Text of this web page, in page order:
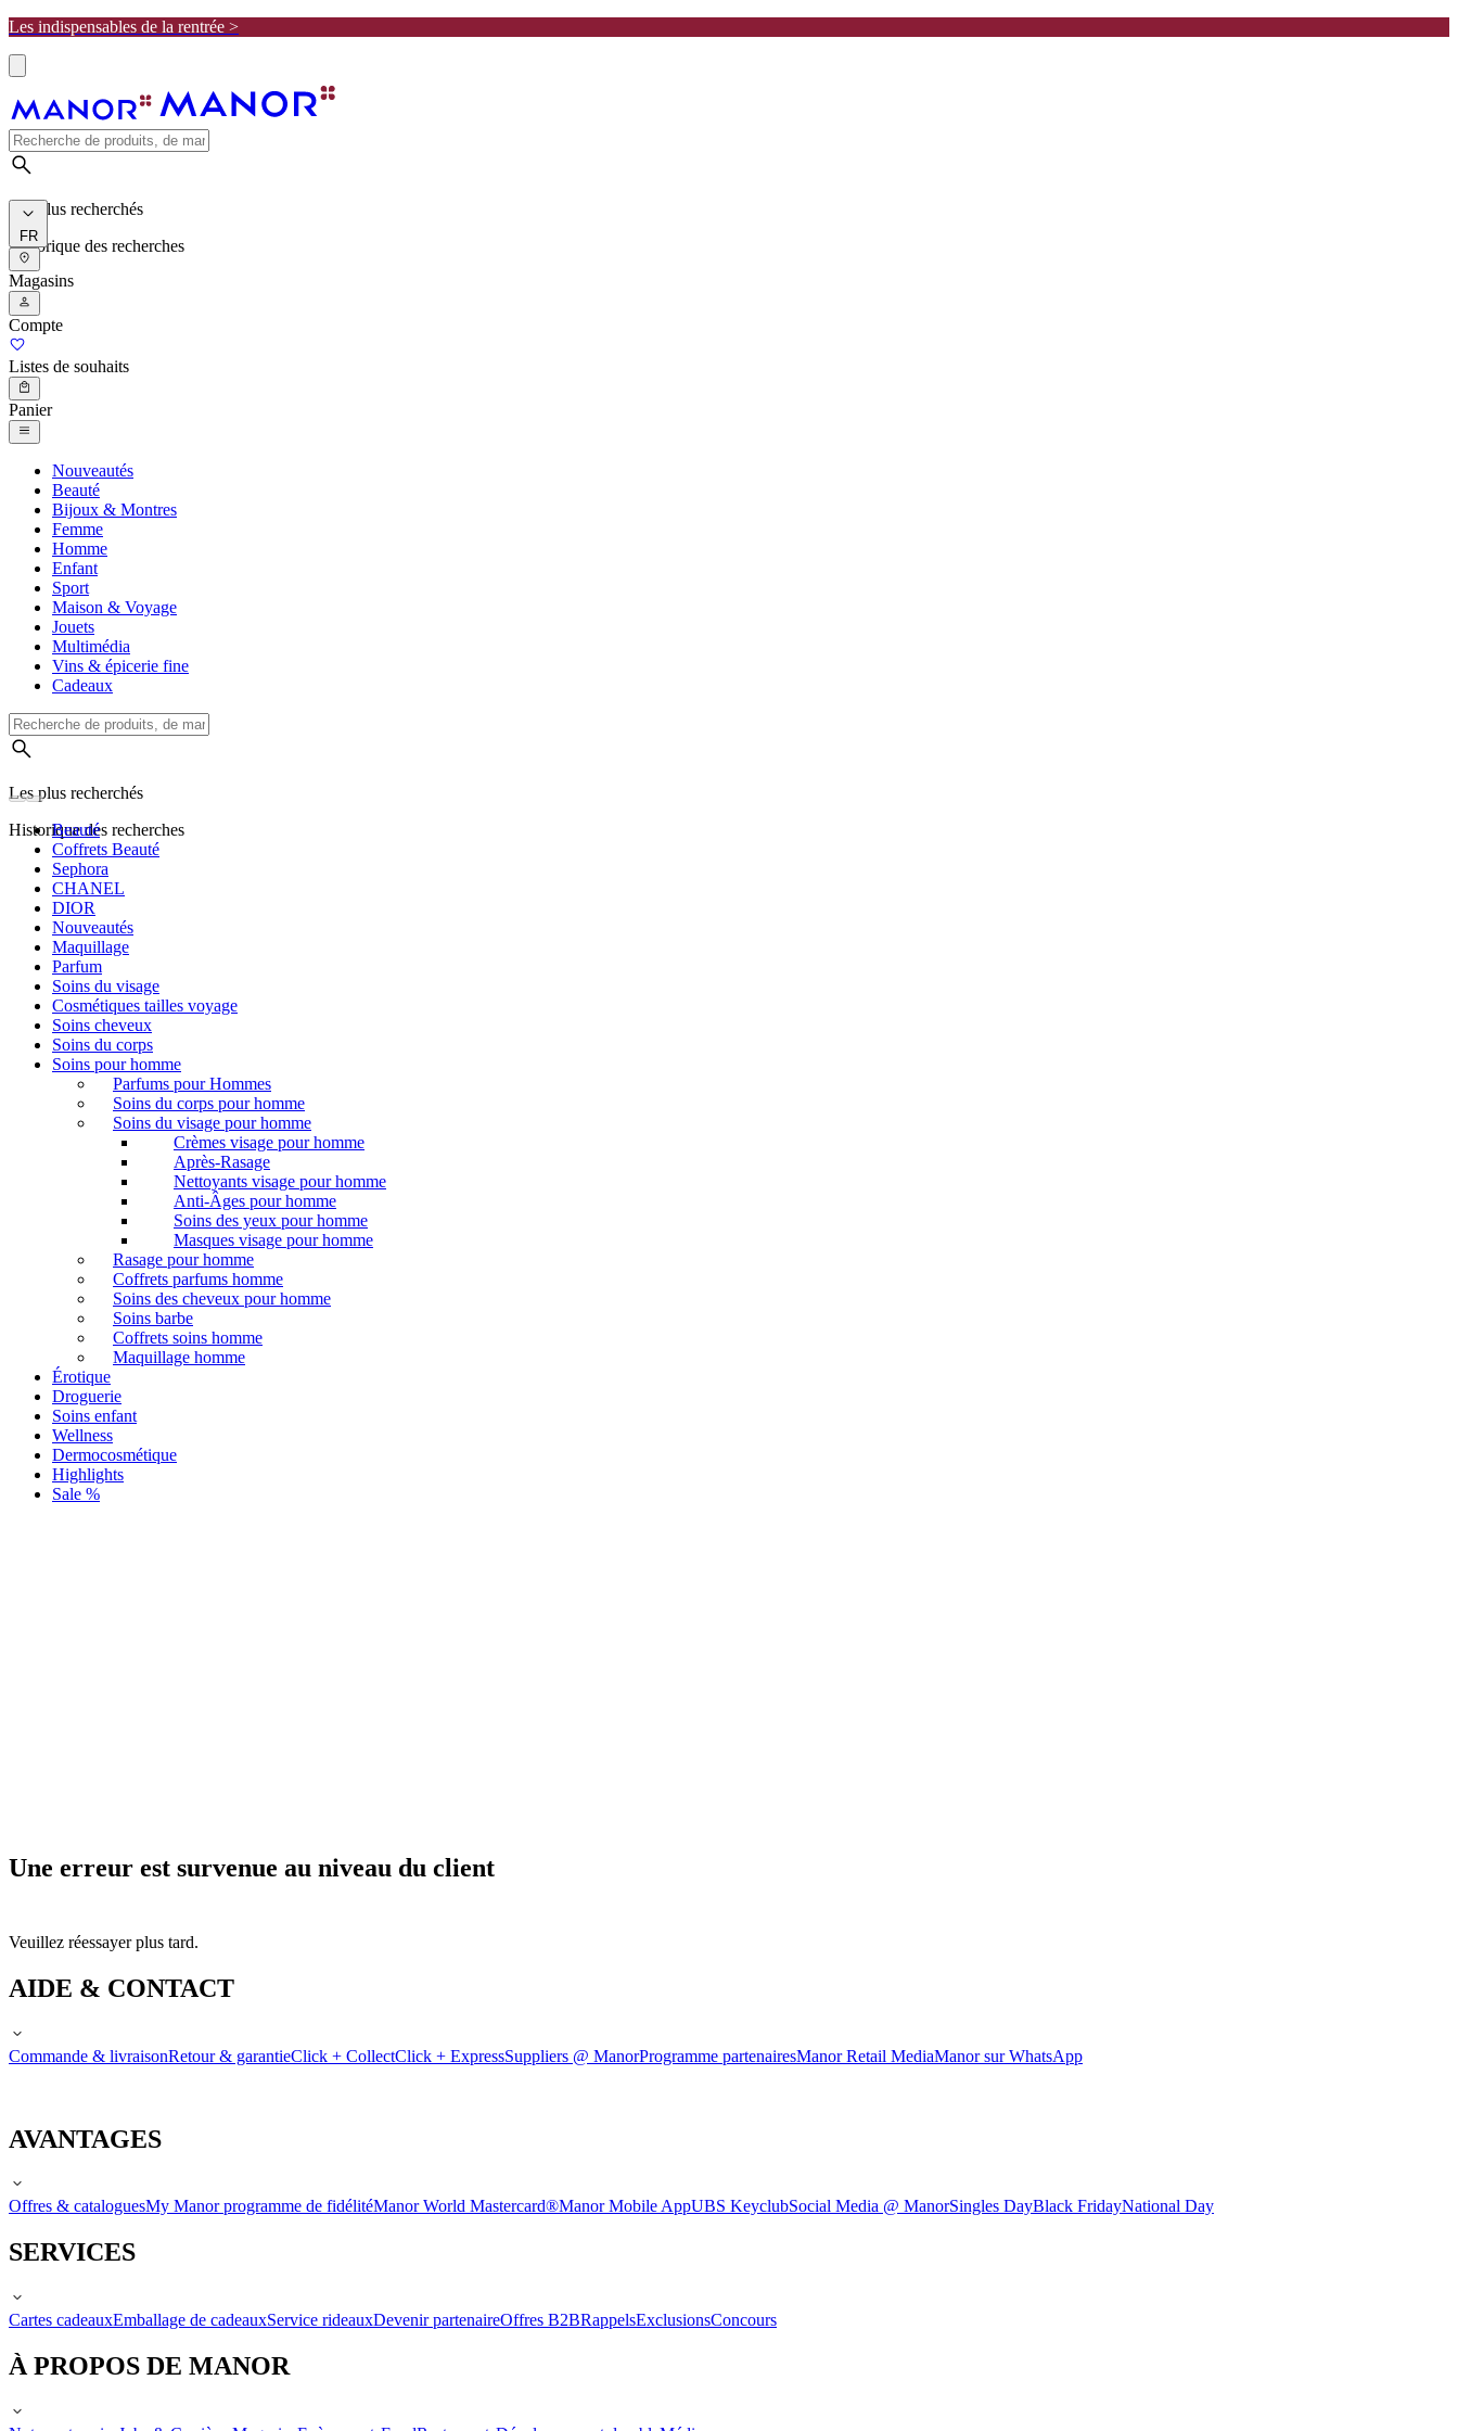
Les indispensables de la rentrée >
Les plus recherchés
Historique des recherches
FR
Magasins
Compte
Listes de souhaits
Panier
Nouveautés
Beauté
Bijoux & Montres
Femme
Homme
Enfant
Sport
Maison & Voyage
Jouets
Multimédia
Vins & épicerie fine
Cadeaux
Les plus recherchés
Historique des recherches
Beauté
Coffrets Beauté
Sephora
CHANEL
DIOR
Nouveautés
Maquillage
Parfum
Soins du visage
Cosmétiques tailles voyage
Soins cheveux
Soins du corps
Soins pour homme
Parfums pour Hommes
Soins du corps pour homme
Soins du visage pour homme
Crèmes visage pour homme
Après-Rasage
Nettoyants visage pour homme
Anti-Âges pour homme
Soins des yeux pour homme
Masques visage pour homme
Rasage pour homme
Coffrets parfums homme
Soins des cheveux pour homme
Soins barbe
Coffrets soins homme
Maquillage homme
Érotique
Droguerie
Soins enfant
Wellness
Dermocosmétique
Highlights
Sale %
Une erreur est survenue au niveau du client
Veuillez réessayer plus tard.
AIDE & CONTACT
Commande & livraisonRetour & garantieClick + CollectClick + ExpressSuppliers @ ManorProgramme partenairesManor Retail MediaManor sur WhatsApp
AVANTAGES
Offres & cataloguesMy Manor programme de fidélitéManor World Mastercard®Manor Mobile AppUBS KeyclubSocial Media @ ManorSingles DayBlack FridayNational Day
SERVICES
Cartes cadeauxEmballage de cadeauxService rideauxDevenir partenaireOffres B2BRappelsExclusionsConcours
À PROPOS DE MANOR